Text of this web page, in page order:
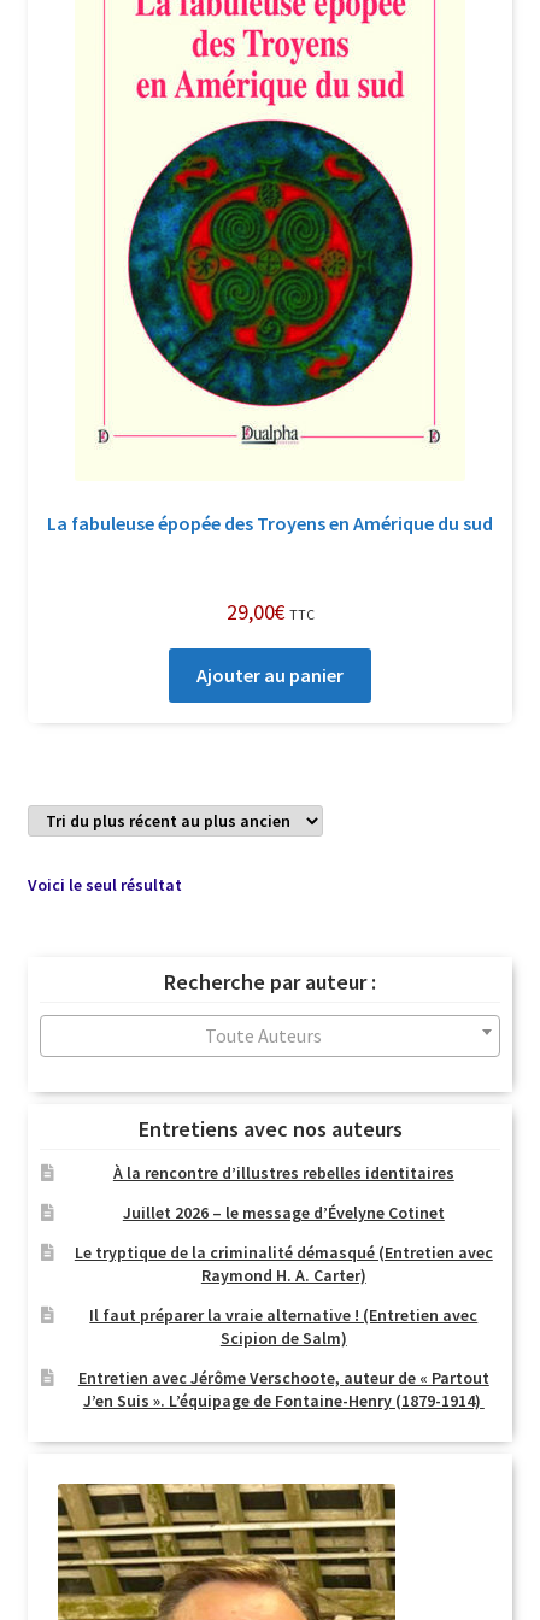
Politique de confidentialité et cookies
Qui sommes-nous ?
Soutien à Philippe Randa
Suivi de la Commande
La fabuleuse épopée des Troyens en Amérique du sud
29,00€ TTC
Ajouter au panier
Voici le seul résultat
Recherche par auteur :
Toute Auteurs
Entretiens avec nos auteurs
À la rencontre d’illustres rebelles identitaires
Juillet 2026 – le message d’Évelyne Cotinet
Le tryptique de la criminalité démasqué (Entretien avec
Raymond H. A. Carter)
Il faut préparer la vraie alternative ! (Entretien avec
Scipion de Salm)
Entretien avec Jérôme Verschoote, auteur de « Partout
J’en Suis ». L’équipage de Fontaine-Henry (1879-1914)